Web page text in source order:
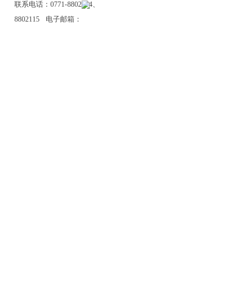
联系电话：0771-8802114、
8802115 电子邮箱：